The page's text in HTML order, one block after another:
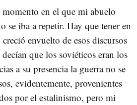
en el que mi abuelo
se iba a repetir. Hay que tener en
envuelto de esos discursos
que los soviéticos eran los
a su presencia la guerra no se
evidentemente, provenientes
por el estalinismo, pero mi